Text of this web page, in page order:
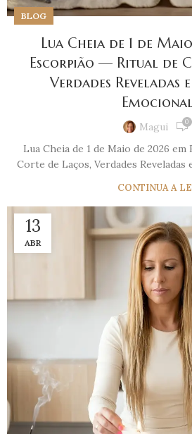
BLOG
Lua Cheia de 1 de
Escorpião — Ritual de
Verdades Reveladas
Emocional
Magui 0
Lua Cheia de 1 de Maio de 2026
Corte de Laços, Verdades
CONTINUA A
13
ABR